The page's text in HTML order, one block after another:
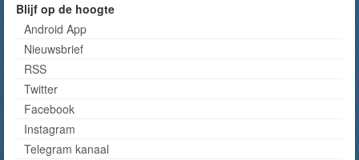
Blijf op de hoogte
Android App
Nieuwsbrief
RSS
Twitter
Facebook
Instagram
Telegram kanaal